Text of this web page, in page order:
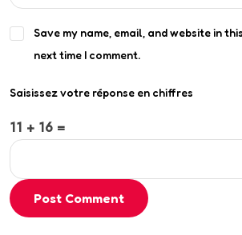
Save my name, email, and website in
next time I comment.
Saisissez votre réponse en chiffres
11 + 16 =
Post Comment